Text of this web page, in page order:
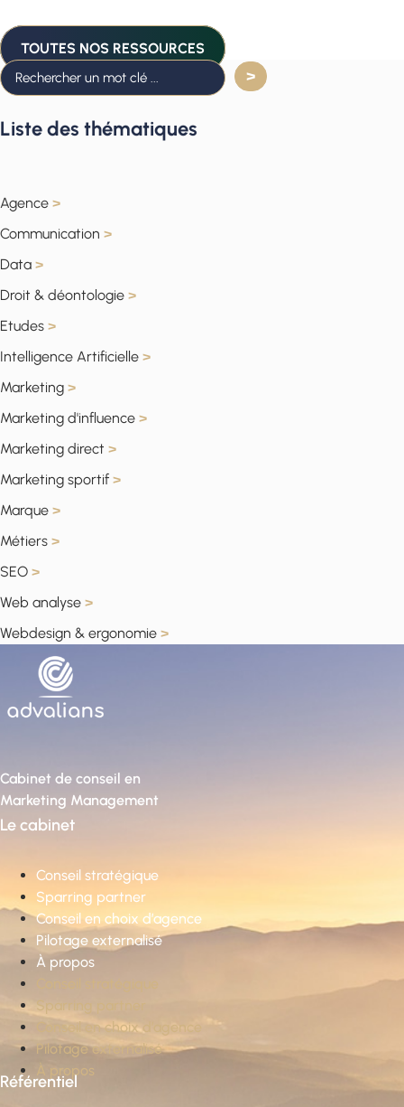
TOUTES NOS RESSOURCES
Liste des thématiques
Agence >
Communication >
Data >
Droit & déontologie >
Etudes >
Intelligence Artificielle >
Marketing >
Marketing d'influence >
Marketing direct >
Marketing sportif >
Marque >
Métiers >
SEO >
Web analyse >
Webdesign & ergonomie >
Cabinet de conseil en
Marketing Management
Le cabinet
Conseil stratégique
Sparring partner
Conseil en choix d’agence
Pilotage externalisé
À propos
Conseil stratégique
Sparring partner
Conseil en choix d’agence
Pilotage externalisé
À propos
Référentiel